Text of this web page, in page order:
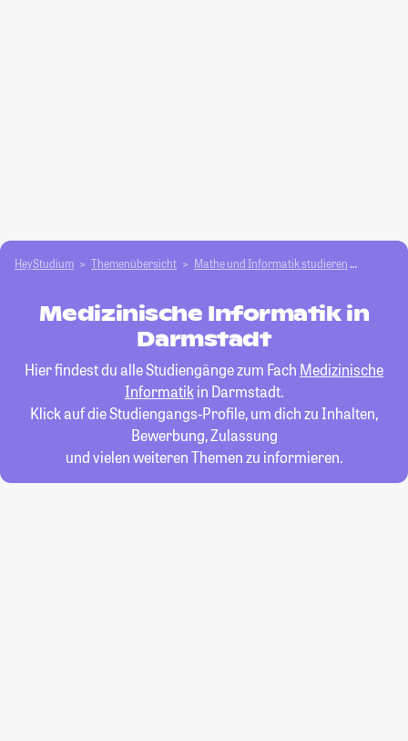
HeyStudium Themenübersicht Mathe und Informatik studieren
Medizinische Informatik in
Darmstadt
Hier findest du alle Studiengänge zum Fach Medizinische
Informatikin Darmstadt.
Klick auf die Studiengangs-Profile, um dich zu Inhalten,
Bewerbung, Zulassung
und vielen weiteren Themen zu informieren.